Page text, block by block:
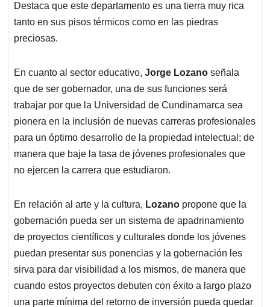
Destaca que este departamento es una tierra muy rica
tanto en sus pisos térmicos como en las piedras
preciosas.
En cuanto al sector educativo, Jorge Lozano señala
que de ser gobernador, una de sus funciones será
trabajar por que la Universidad de Cundinamarca sea
pionera en la inclusión de nuevas carreras profesionales
para un óptimo desarrollo de la propiedad intelectual; de
manera que baje la tasa de jóvenes profesionales que
no ejercen la carrera que estudiaron.
En relación al arte y la cultura, Lozano propone que la
gobernación pueda ser un sistema de apadrinamiento
de proyectos científicos y culturales donde los jóvenes
puedan presentar sus ponencias y la gobernación les
sirva para dar visibilidad a los mismos, de manera que
cuando estos proyectos debuten con éxito a largo plazo
una parte mínima del retorno de inversión pueda quedar